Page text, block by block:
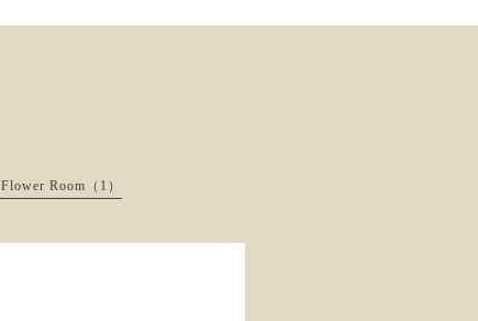
Flower Room（1）